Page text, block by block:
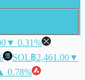
▼ 0.31%
SOL฿2,461.00▼
0.78%